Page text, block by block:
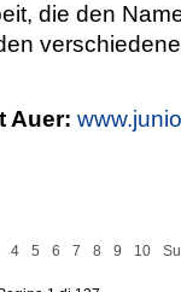
die den
Auer:
4 5 6 7 8 9 10